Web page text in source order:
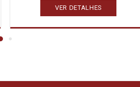
VER DETALHES